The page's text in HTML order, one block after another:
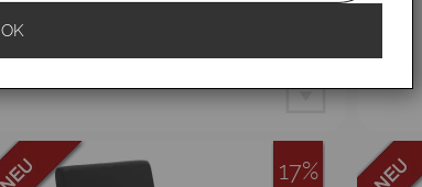
17%
OK